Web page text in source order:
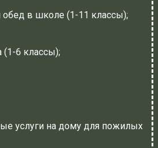
обед в школе (1-11 классы);
(1-6 классы);
услуги на дому для пожилых